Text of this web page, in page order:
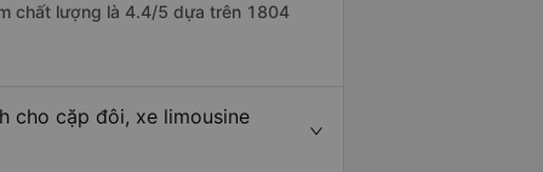
chất lượng là 4.4/5 dựa trên 1804
cho cặp đôi, xe limousine